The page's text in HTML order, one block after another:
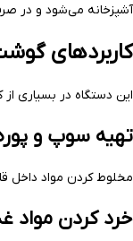
آشپزخانه می‌شود و در
کاربردهای
این دستگاه در بسیاری از
تهیه سوپ و
مخلوط کردن مواد داخل
خرد کردن مواد